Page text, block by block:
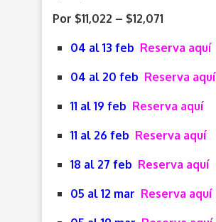
Por $11,022 – $12,071
04 al 13 feb Reserva aquí
04 al 20 feb Reserva aquí
11 al 19 feb Reserva aquí
11 al 26 feb Reserva aquí
18 al 27 feb Reserva aquí
05 al 12 mar Reserva aquí